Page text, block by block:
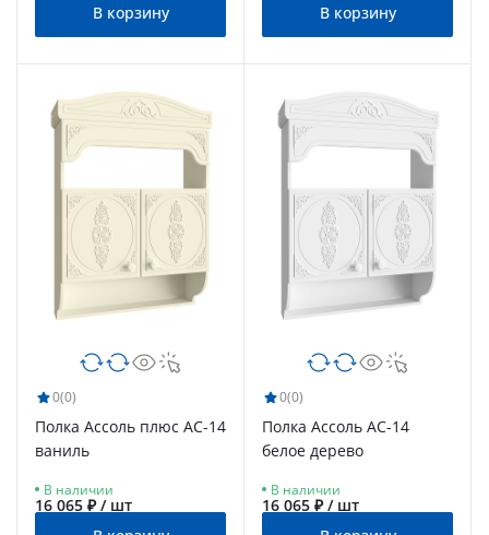
В корзину
В корзину
0(0)
Полка Ассоль плюс АС-14
ваниль
В наличии
16 065 ₽ / шт
0(0)
Полка Ассоль АС-14
белое дерево
В наличии
16 065 ₽ / шт